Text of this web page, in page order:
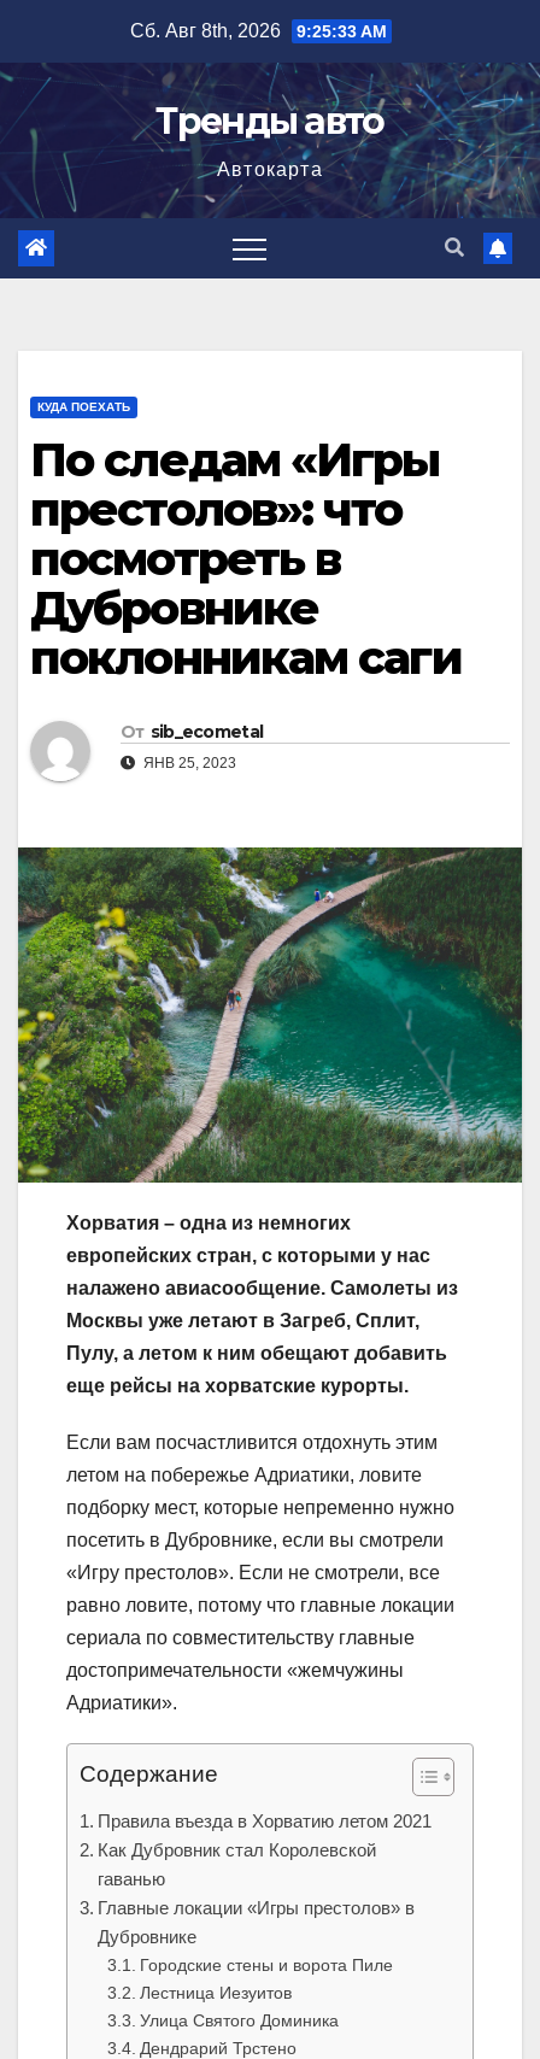
содержимому
Сб. Авг 8th, 2026 9:25:34 AM
Тренды авто
Автокарта
КУДА ПОЕХАТЬ
По следам «Игры
престолов»: что
посмотреть в
Дубровнике
поклонникам саги
От sib_ecometal
ЯНВ 25, 2023
Хорватия – одна из немногих
европейских стран, с которыми у нас
налажено авиасообщение. Самолеты из
Москвы уже летают в Загреб, Сплит,
Пулу, а летом к ним обещают добавить
еще рейсы на хорватские курорты.
Если вам посчастливится отдохнуть этим
летом на побережье Адриатики, ловите
подборку мест, которые непременно нужно
посетить в Дубровнике, если вы смотрели
«Игру престолов». Если не смотрели, все
равно ловите, потому что главные локации
сериала по совместительству главные
достопримечательности «жемчужины
Адриатики».
Содержание
Правила въезда в Хорватию летом 2021
Как Дубровник стал Королевской
гаванью
Главные локации «Игры престолов» в
Дубровнике
Городские стены и ворота Пиле
Лестница Иезуитов
Улица Святого Доминика
Дендрарий Трстено